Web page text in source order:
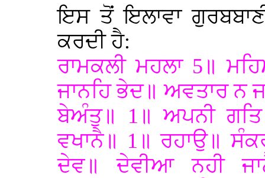
ਇਸ ਤੋਂ ਇਲਾਵਾ
ਕਰਦੀ ਹੈ:
ਰਾਮਕਲੀ ਮਹਲਾ 5॥
ਜਾਨਹਿ ਭੇਦ॥ ਅਵਤਾਰ ਨ
ਬੇਅੰਤੁ॥ 1॥ ਅਪਨੀ
ਵਖਾਨੈ॥ 1॥ ਰਹਾਉ॥
ਦੇਵ॥ ਦੇਵੀਆ ਨਹੀ